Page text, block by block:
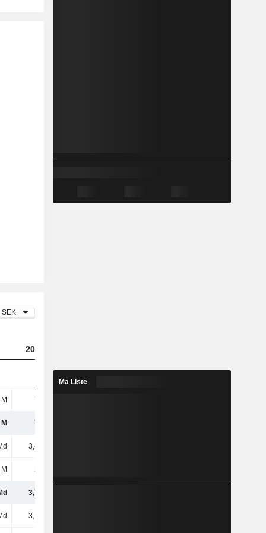
SEK
2024
798 M
798 M
3,43 Md
289 M
3,72 Md
3,12 Md
Ma Liste